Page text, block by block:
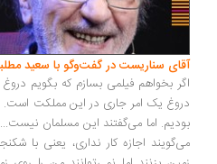
سناریست در گفت‌وگو با سعید مطلبی
بخواهم فیلمی بسازم که بگویم دروغ چیز
یک امر جاری در این مملکت است. قبحش
اما می‌گفتند این مسلمان نیست... وقتی
اجازه کار نداری، یعنی با شکنجه او